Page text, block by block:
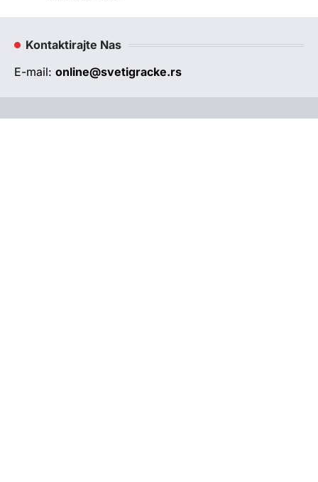
Kontaktirajte Nas
E-mail: online@svetigracke.rs